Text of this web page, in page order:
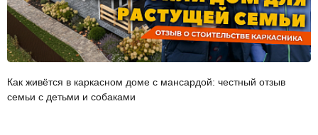
Как живётся в каркасном доме с мансардой: честный отзыв
семьи с детьми и собаками